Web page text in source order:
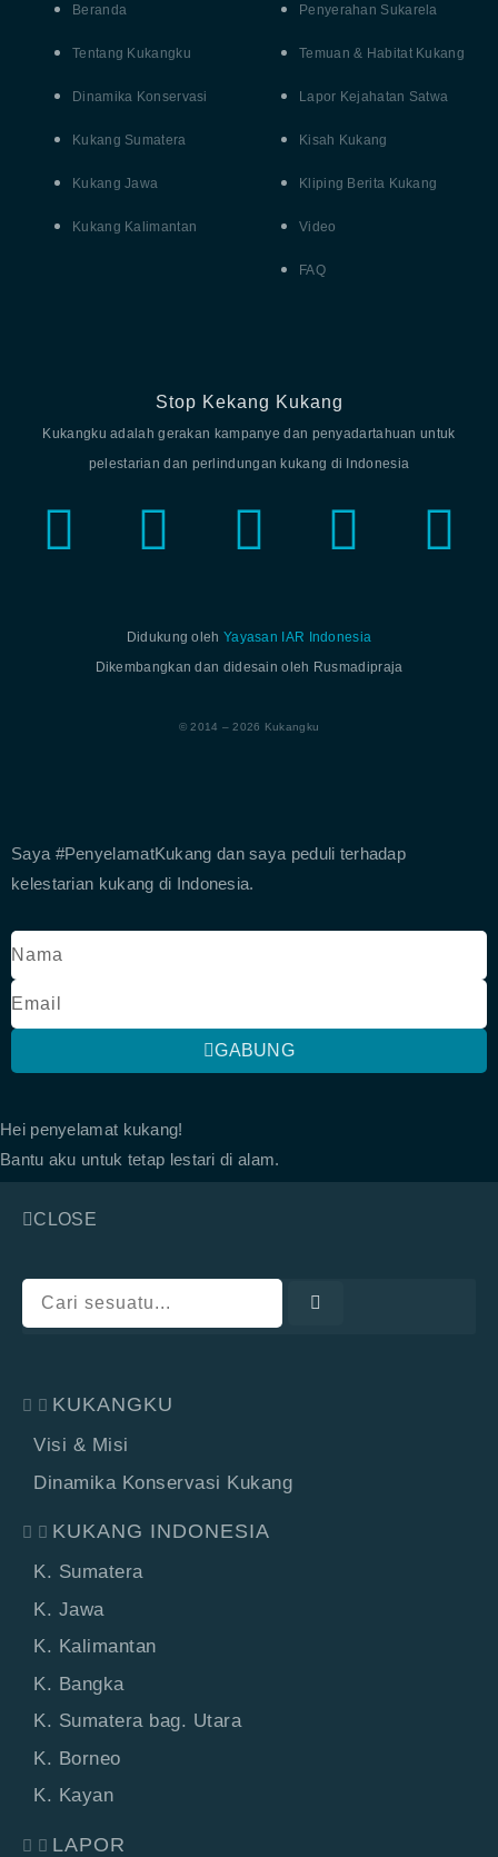
Stop Kekang Kukang
Kukangku adalah gerakan kampanye dan penyadartahuan untuk
pelestarian dan perlindungan kukang di Indonesia
Beranda
Tentang Kukangku
Dinamika Konservasi
Kukang Sumatera
Kukang Jawa
Kukang Kalimantan
Penyerahan Sukarela
Temuan & Habitat Kukang
Lapor Kejahatan Satwa
Kisah Kukang
Kliping Berita Kukang
Video
FAQ
Didukung oleh Yayasan IAR Indonesia
Dikembangkan dan didesain oleh Rusmadipraja
© 2014 – 2026 Kukangku
Saya #PenyelamatKukang dan saya peduli terhadap
kelestarian kukang di Indonesia.
GABUNG
Hei penyelamat kukang!
Bantu aku untuk tetap lestari di alam.
CLOSE
KUKANGKU
Visi & Misi
Dinamika Konservasi Kukang
KUKANG INDONESIA
K. Sumatera
K. Jawa
K. Kalimantan
K. Bangka
K. Sumatera bag. Utara
K. Borneo
K. Kayan
LAPOR